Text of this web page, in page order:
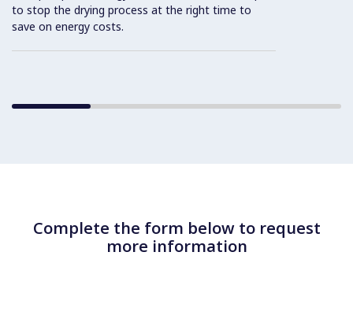
to stop the drying process at the right time to
save on energy costs.
Complete the form below to request
more information